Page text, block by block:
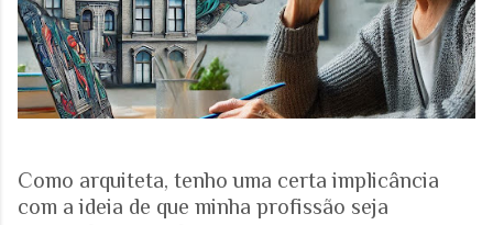
Como arquiteta, tenho uma certa implicância
com a ideia de que minha profissão seja